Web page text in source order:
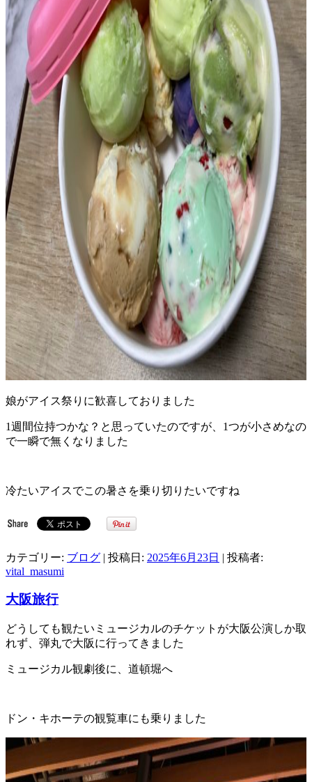
娘がアイス祭りに歓喜しておりました
1週間位持つかな？と思っていたのですが、1つが小さめなの
で一瞬で無くなりました
冷たいアイスでこの暑さを乗り切りたいですね
カテゴリー: ブログ | 投稿日: 2025年6月23日 | 投稿者:
vital_masumi
大阪旅行
どうしても観たいミュージカルのチケットが大阪公演しか取
れず、弾丸で大阪に行ってきました
ミュージカル観劇後に、道頓堀へ
ドン・キホーテの観覧車にも乗りました